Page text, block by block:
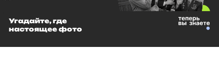
© 1999–2026 Все права защищены.
Угадайте, где
настоящее фото